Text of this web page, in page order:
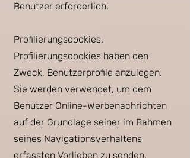
Benutzer erforderlich.
Profilierungscookies.
Profilierungscookies haben den
Zweck, Benutzerprofile anzulegen.
Sie werden verwendet, um dem
Benutzer Online-Werbenachrichten
auf der Grundlage seiner im Rahmen
seines Navigationsverhaltens
erfassten Vorlieben zu senden.